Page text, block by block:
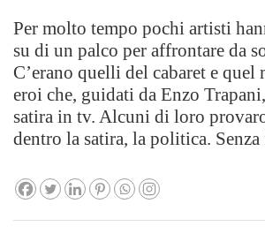
Per molto tempo pochi artisti
su di un palco per affrontare da
C’erano quelli del cabaret e
eroi che, guidati da Enzo
satira in tv. Alcuni di loro
dentro la satira, la politica.